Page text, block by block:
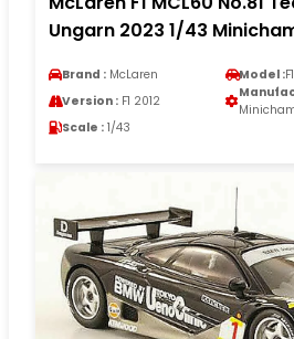
Ungarn 2023 1/43
Brand : McLaren Model :F1
Version : F1 2012
Scale : 1/43